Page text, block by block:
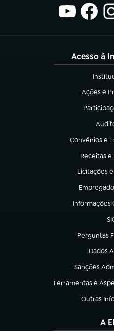
Acesso à
(abre
Ações e
(abre em
(abre em
(abre
Convênios e
(abre em nova
Receitas e
(abre em
Licitações
(abre em
(abre em
Informações
(abre em
Perguntas
(abre em
Dados
(abre
Sanções
(abre em
Ferramentas e
(abre em nova aba)
Outras
(abre em
A